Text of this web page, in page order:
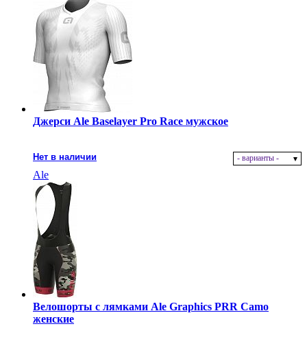
Джерси Ale Baselayer Pro Race мужское
Нет в наличии - варианты -
Ale
Велошорты с лямками Ale Graphics PRR Camo
женские